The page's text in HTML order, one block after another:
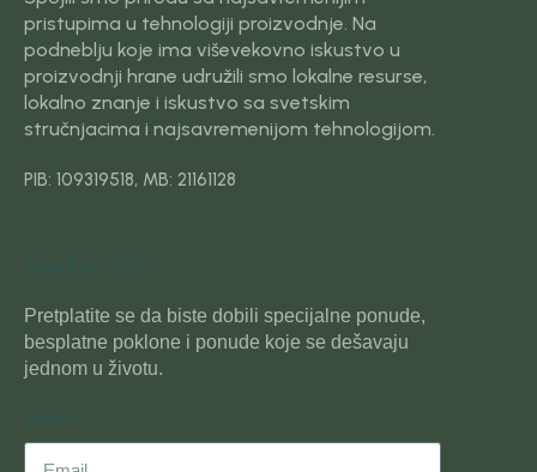
pristupima u tehnologiji proizvodnje. Na
podneblju koje ima viševekovno iskustvo u
proizvodnji hrane udružili smo lokalne resurse,
lokalno znanje i iskustvo sa svetskim
stručnjacima i najsavremenijom tehnologijom.
PIB: 109319518, MB: 21161128
Pretplatite se da biste dobili specijalne ponude,
besplatne poklone i ponude koje se dešavaju
jednom u životu.